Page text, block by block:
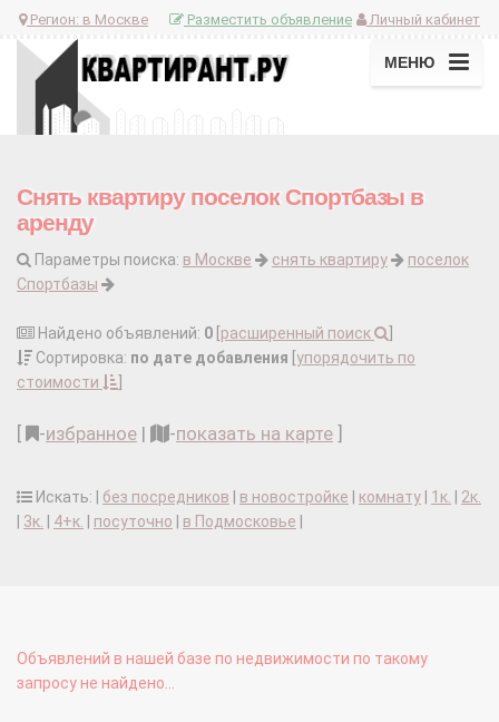
Регион: в Москве Личный кабинет
Разместить объявление
МЕНЮ
Снять квартиру поселок Спортбазы в
аренду
Параметры поиска: в Москве снять квартиру
поселок
Спортбазы
Найдено объявлений: 0 расширенный поиск
Сортировка: по дате добавления упорядочить по
стоимости
-избранное | -показать на карте
Искать: | без посредников в новостройке комнату 1к.
2к.
3к. 4+к. посуточно в Подмосковье
Объявлений в нашей базе по недвижимости по такому
запросу не найдено...